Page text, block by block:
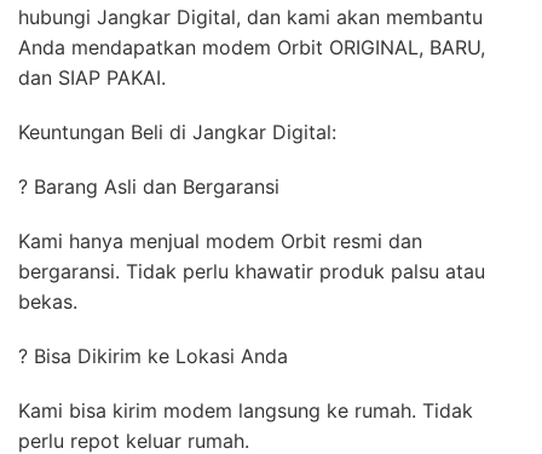
hubungi Jangkar Digital, dan kami akan membantu
Anda mendapatkan modem Orbit ORIGINAL, BARU,
dan SIAP PAKAI.
Keuntungan Beli di Jangkar Digital:
? Barang Asli dan Bergaransi
Kami hanya menjual modem Orbit resmi dan
bergaransi. Tidak perlu khawatir produk palsu atau
bekas.
? Bisa Dikirim ke Lokasi Anda
Kami bisa kirim modem langsung ke rumah. Tidak
perlu repot keluar rumah.